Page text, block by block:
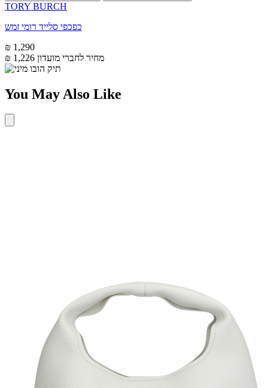
TORY BURCH
כפכפי סלייד רומי זמש
₪ 1,290
₪ 1,226 מחיר לחברי מועדון
You May Also Like